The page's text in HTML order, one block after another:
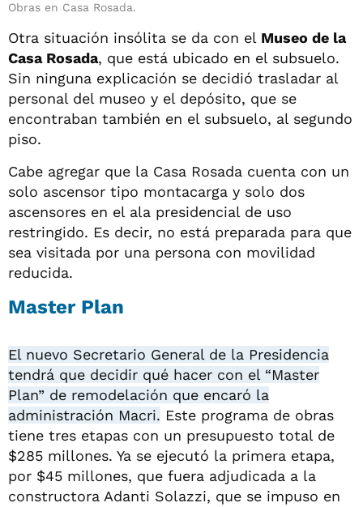
Obras en Casa Rosada.
Otra situación insólita se da con el Museo de la
Casa Rosada, que está ubicado en el subsuelo.
Sin ninguna explicación se decidió trasladar al
personal del museo y el depósito, que se
encontraban también en el subsuelo, al segundo
piso.
Cabe agregar que la Casa Rosada cuenta con un
solo ascensor tipo montacarga y solo dos
ascensores en el ala presidencial de uso
restringido. Es decir, no está preparada para que
sea visitada por una persona con movilidad
reducida.
Master Plan
El nuevo Secretario General de la Presidencia
tendrá que decidir qué hacer con el “Master
Plan” de remodelación que encaró la
administración Macri. Este programa de obras
tiene tres etapas con un presupuesto total de
$285 millones. Ya se ejecutó la primera etapa,
por $45 millones, que fuera adjudicada a la
constructora Adanti Solazzi, que se impuso en